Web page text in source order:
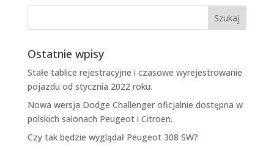
Ostatnie wpisy
Stałe tablice rejestracyjne i czasowe wyrejestrowanie
pojazdu od stycznia 2022 roku.
Nowa wersja Dodge Challenger oficjalnie dostępna w
polskich salonach Peugeot i Citroen.
Czy tak będzie wyglądał Peugeot 308 SW?